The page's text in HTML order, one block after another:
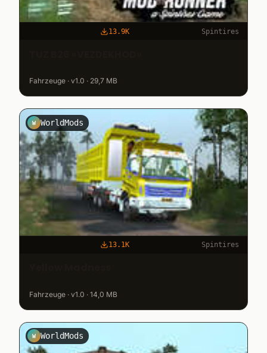
13.9K Spintires
Fahrzeuge · v1.0 · 29,7 MB
W WorldMods
13.1K Spintires
Fahrzeuge · v1.0 · 14,0 MB
W WorldMods